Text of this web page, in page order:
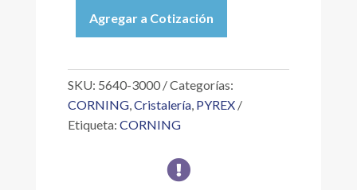
MATRAZ
VOLUMÉTRICO
A
TAPÓN
DE
Agregar a Cotización
SKU: 5640-3000
Categorías:
CORNING,Cristalería, PYREX
Etiqueta: CORNING
